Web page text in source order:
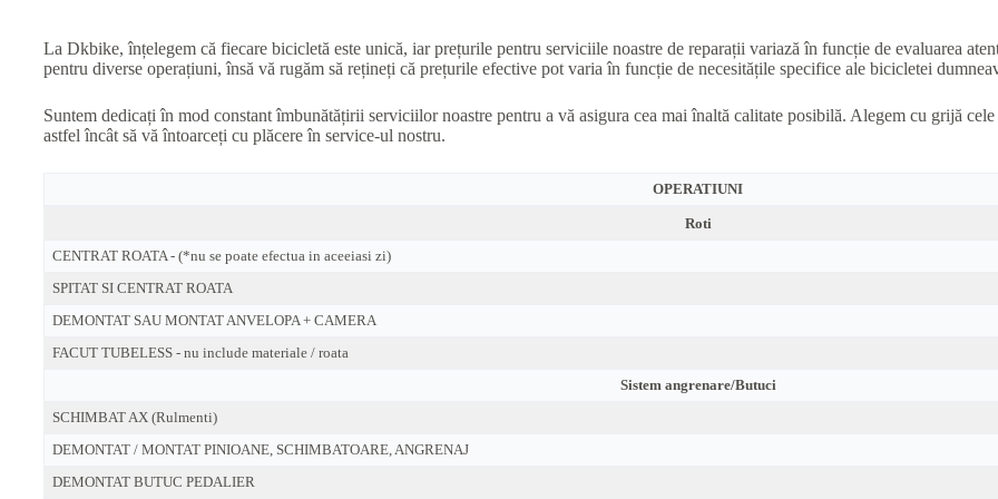
La Dkbike, înțelegem că fiecare bicicletă este unică, iar prețurile pentru serviciile noastre de reparații variază în funcție de evaluarea
pentru diverse operațiuni, însă vă rugăm să rețineți că prețurile efective pot varia în funcție de necesitățile specifice ale bicicletei
Suntem dedicați în mod constant îmbunătățirii serviciilor noastre pentru a vă asigura cea mai înaltă calitate posibilă. Alegem cu grijă
astfel încât să vă întoarceți cu plăcere în service-ul nostru.
OPERATIUNI
Roti
CENTRAT ROATA - (*nu se poate efectua in aceeiasi zi)
SPITAT SI CENTRAT ROATA
DEMONTAT SAU MONTAT ANVELOPA + CAMERA
FACUT TUBELESS - nu include materiale / roata
Sistem angrenare/Butuci
SCHIMBAT AX (Rulmenti)
DEMONTAT / MONTAT PINIOANE, SCHIMBATOARE, ANGRENAJ
DEMONTAT BUTUC PEDALIER